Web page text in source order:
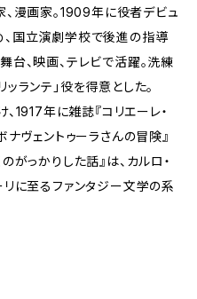
、漫画家。1909年に役者デビュ
国立演劇学校で後進の指導
台、映画、テレビで活躍。洗練
ランテ」役を得意とした。
1917年に雑誌『コリエーレ・
ナヴェントゥーラさんの冒険』
がっかりした話』は、カルロ・
リに至るファンタジー文学の系